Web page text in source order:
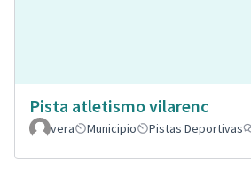
Pista atletismo vilarenc
vera
Municipio Pistas Deportivas